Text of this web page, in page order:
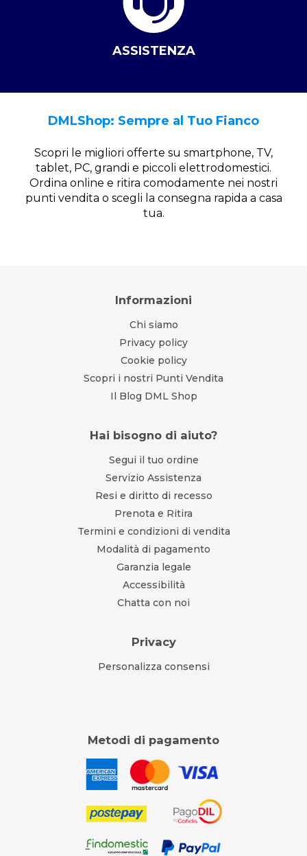
ASSISTENZA
DMLShop: Sempre al Tuo Fianco
Scopri le migliori offerte su smartphone, TV,
tablet, PC, grandi e piccoli elettrodomestici.
Ordina online e ritira comodamente nei nostri
punti vendita o scegli la consegna rapida a casa
tua.
Informazioni
Chi siamo
Privacy policy
Cookie policy
Scopri i nostri Punti Vendita
Il Blog DML Shop
Hai bisogno di aiuto?
Segui il tuo ordine
Servizio Assistenza
Resi e diritto di recesso
Prenota e Ritira
Termini e condizioni di vendita
Modalità di pagamento
Garanzia legale
Accessibilità
Chatta con noi
Privacy
Personalizza consensi
Metodi di pagamento